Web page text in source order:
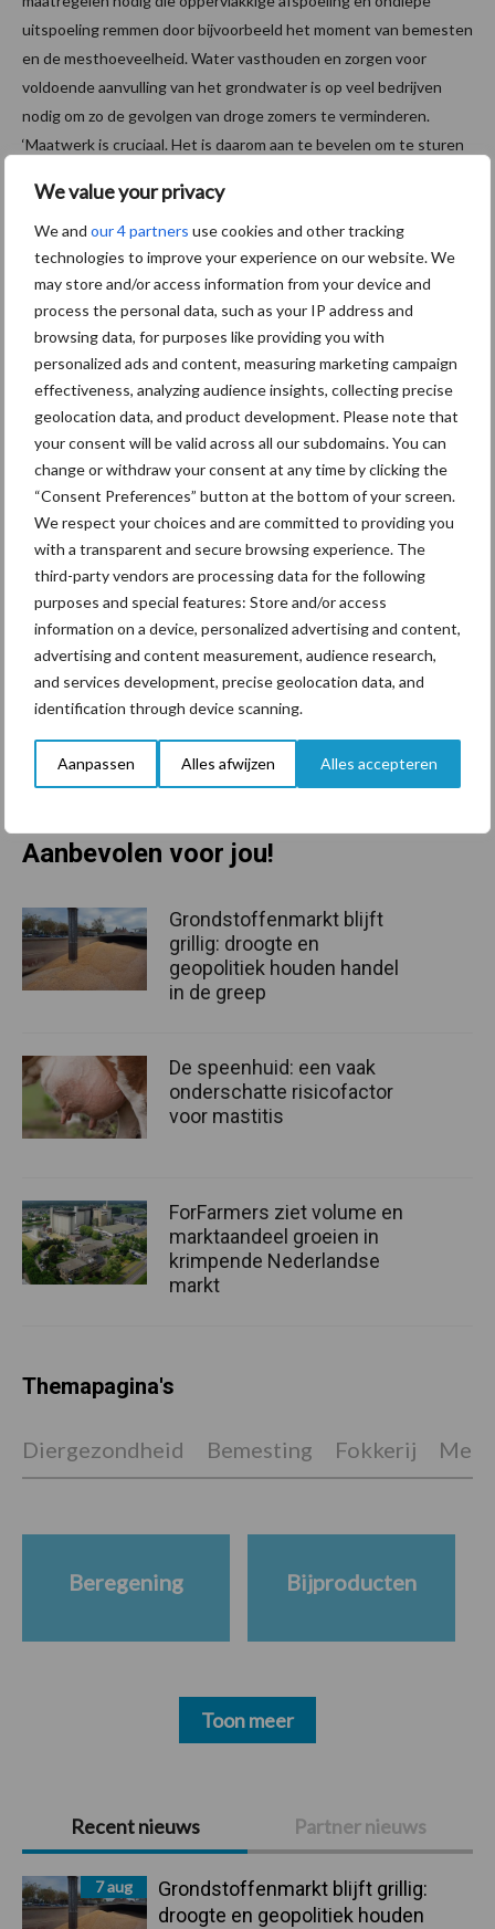
We value your privacy
We and our 4 partners use cookies and other tracking
technologies to improve your experience on our website. We
may store and/or access information from your device and
process the personal data, such as your IP address and
browsing data, for purposes like providing you with
personalized ads and content, measuring marketing campaign
effectiveness, analyzing audience insights, collecting precise
geolocation data, and product development. Please note that
your consent will be valid across all our subdomains. You can
change or withdraw your consent at any time by clicking the
“Consent Preferences” button at the bottom of your screen.
We respect your choices and are committed to providing you
with a transparent and secure browsing experience. The
third-party vendors are processing data for the following
purposes and special features: Store and/or access
information on a device, personalized advertising and content,
advertising and content measurement, audience research,
and services development, precise geolocation data, and
identification through device scanning.
Aanpassen Alles afwijzen Alles accepteren
uitspoeling remmen door bijvoorbeeld het moment van bemesten
en de mesthoeveelheid. Water vasthouden en zorgen voor
voldoende aanvulling van het grondwater is op veel bedrijven
nodig om zo de gevolgen van droge zomers te verminderen.
‘Maatwerk is cruciaal. Het is daarom aan te bevelen om te sturen
te bieden om zelf maatwerkpakketten samen te stellen’, stelt
Ros.
7e Actieprogramma Nitraat
In de onlangs ingediende zienswijze op het 7e Actieprogramma
Nitraat van de VKA samen met Groeikracht (organisatie voor
onderzoek en advies rondom ruwvoerteelt) en agro-
innovatiecentrum De Marke is daarom ook gevraagd om een
bedrijfsspecifieke oplossing en maatwerk voor boeren aan te
geven. Met de aangedragen oplossing door de drie partijen
worden dierlijke mestnormen gekoppeld aan de generieke
fosfaatgebruiksnormen en zijn zo indirect opbrengst-gerelateerd
en dus bedrijfsspecifiek. Voor alle landbouwgrond wordt in het
voorstel dezelfde systematiek toegepast met als gevolg: minder
regels en uitzonderingen.
In de BES-pilot, waaraan twintig VKA-leden meedoen, wordt
geëxperimenteerd met bemesting die is afgestemd op het
bedrijfseigen bemestingsnormen.
Primaire
Sidebar
Recent nieuws Partner nieuws
7 aug
Grondstoffenmarkt blijft grillig:
droogte en geopolitiek houden
Aanbevolen voor jou!
Grondstoffenmarkt blijft
grillig: droogte en
geopolitiek houden handel
in de greep
De speenhuid: een vaak
onderschatte risicofactor
voor mastitis
ForFarmers ziet volume en
marktaandeel groeien in
krimpende Nederlandse
markt
Themapagina's
Diergezondheid Bemesting Fokkerij
Beregening Bijproducten
Toon meer